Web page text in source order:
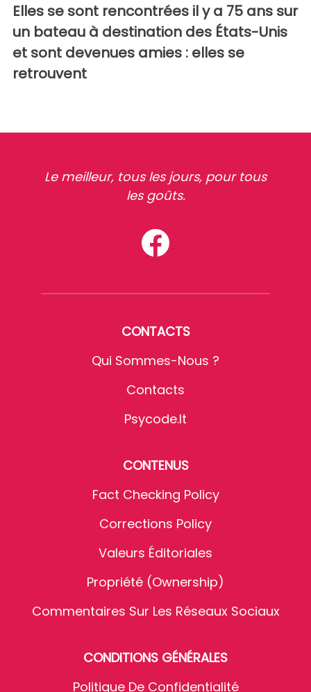
Elles se sont rencontrées il y a 75 ans sur
un bateau à destination des États-Unis
et sont devenues amies : elles se
retrouvent
Le meilleur, tous les jours, pour tous
les goûts.
CONTACTS
Qui Sommes-Nous ?
Contacts
Psycode.it
CONTENUS
Fact Checking Policy
Corrections Policy
Valeurs Éditoriales
Propriété (Ownership)
Commentaires Sur Les Réseaux Sociaux
CONDITIONS GÉNÉRALES
Politique De Confidentialité